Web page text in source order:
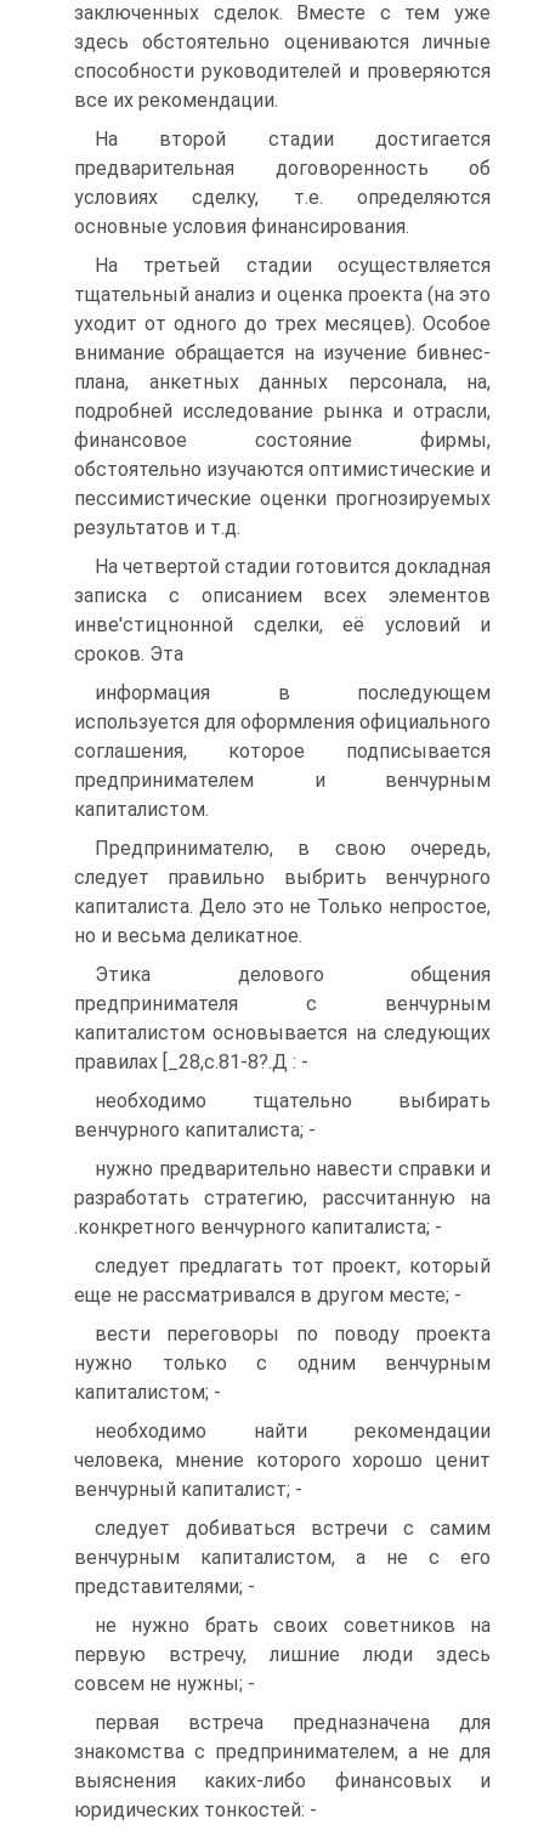
заключенных сделок. Вместе с тем уже
здесь обстоятельно оцениваются личные
способности руководителей и проверяются
все их рекомендации.
На второй стадии достигается
предварительная договоренность об
условиях сделку, т.е. определяются
основные условия финансирования.
На третьей стадии осуществляется
тщательный анализ и оценка проекта (на это
уходит от одного до трех месяцев). Особое
внимание обращается на изучение бивнес-
плана, анкетных данных персонала, на,
подробней исследование рынка и отрасли,
финансовое состояние фирмы,
обстоятельно изучаются оптимистические и
пессимистические оценки прогнозируемых
результатов и т.д.
На четвертой стадии готовится докладная
записка с описанием всех элементов
инве'стицнонной сделки, её условий и
сроков. Эта
информация в последующем
используется для оформления официального
соглашения, которое подписывается
предпринимателем и венчурным
капиталистом.
Предпринимателю, в свою очередь,
следует правильно выбрить венчурного
капиталиста. Дело это не Только непростое,
но и весьма деликатное.
Этика делового общения
предпринимателя с венчурным
капиталистом основывается на следующих
правилах [_28,с.81-8?.Д : -
необходимо тщательно выбирать
венчурного капиталиста; -
нужно предварительно навести справки и
разработать стратегию, рассчитанную на
.конкретного венчурного капиталиста; -
следует предлагать тот проект, который
еще не рассматривался в другом месте; -
вести переговоры по поводу проекта
нужно только с одним венчурным
капиталистом; -
необходимо найти рекомендации
человека, мнение которого хорошо ценит
венчурный капиталист; -
следует добиваться встречи с самим
венчурным капиталистом, а не с его
представителями; -
не нужно брать своих советников на
первую встречу, лишние люди здесь
совсем не нужны; -
первая встреча предназначена для
знакомства с предпринимателем, а не для
выяснения каких-либо финансовых и
юридических тонкостей: -